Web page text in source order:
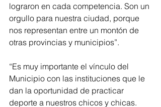
lograron en cada competencia. Son un
orgullo para nuestra ciudad, porque
nos representan entre un montón de
otras provincias y municipios”.
“Es muy importante el vínculo del
Municipio con las instituciones que le
dan la oportunidad de practicar
deporte a nuestros chicos y chicas.